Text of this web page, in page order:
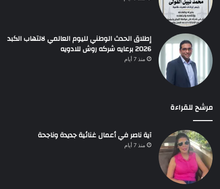
إطلاق الحدث الوطني لليوم العالمي لالتهاب الكبد
2026 برعايه شركه روش للادويه
منذ 7 أيام
مرشح للقراءة
آية ناصر في أعمال غنائية جديدة وناجحة
منذ 7 أيام